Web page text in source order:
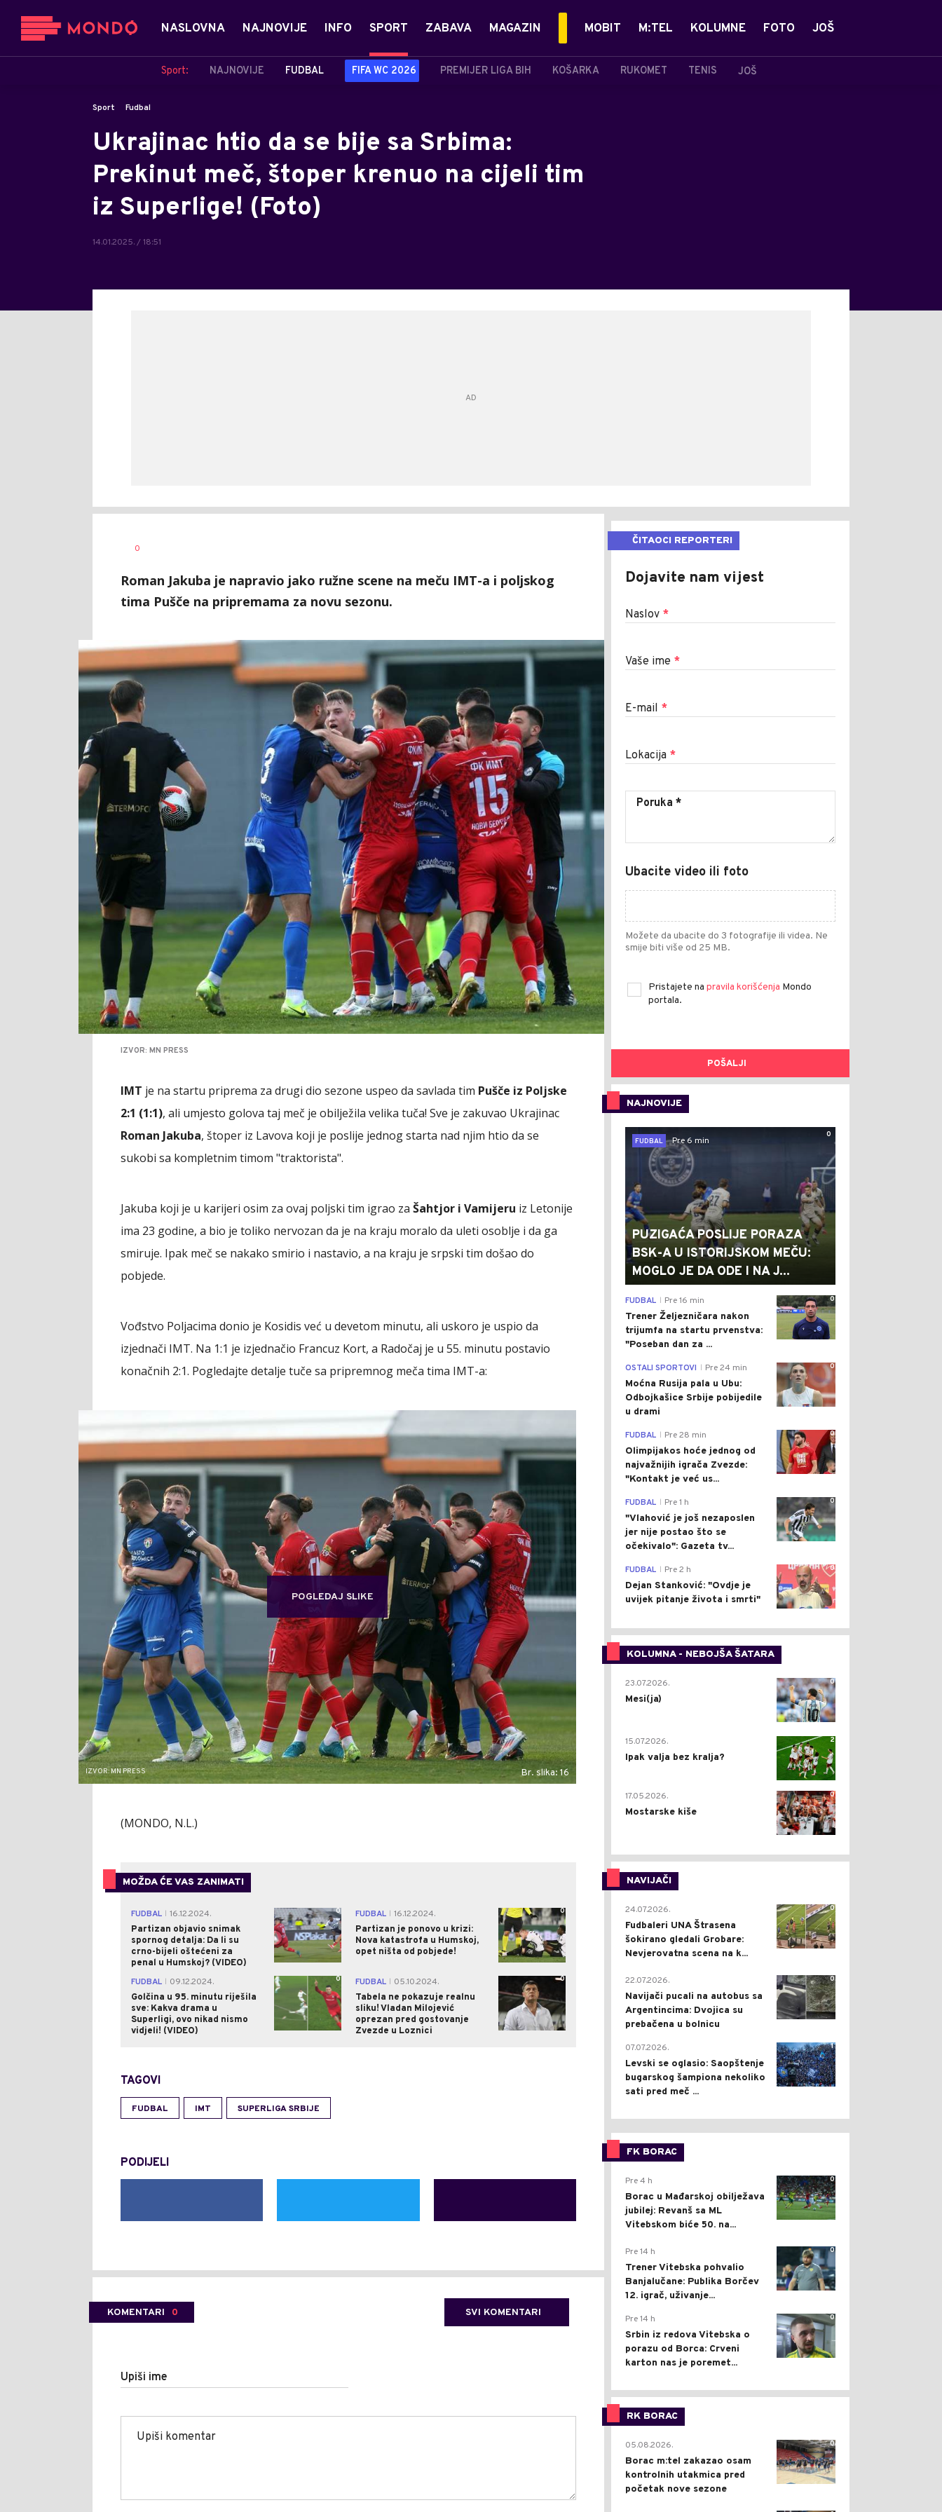
NASLOVNA NAJNOVIJE INFO SPORT
Sport: NAJNOVIJE FUDBAL FIFA WC 2026 PREMIJER LIGA BIH KOŠARKA RUKOMET TENIS JOŠ
ZABAVA MAGAZIN MOBIT M:TEL KOLUMNE FOTO JOŠ
Sport Fudbal
Ukrajinac htio da se bije sa Srbima:
Prekinut meč, štoper krenuo na cijeli tim
iz Superlige! (Foto)
14.01.2025. / 18:51
0
Roman Jakuba je napravio jako ružne scene na meču IMT-a i poljskog
tima Pušče na pripremama za novu sezonu.
IZVOR: MN PRESS
IMT je na startu priprema za drugi dio sezone uspeo da savlada tim Pušče iz Poljske
2:1 (1:1), ali umjesto golova taj meč je obilježila velika tuča! Sve je zakuvao Ukrajinac
Roman Jakuba, štoper iz Lavova koji je poslije jednog starta nad njim htio da se
sukobi sa kompletnim timom "traktorista".
Jakuba koji je u karijeri osim za ovaj poljski tim igrao za Šahtjor i Vamijeru iz Letonije
ima 23 godine, a bio je toliko nervozan da je na kraju moralo da uleti osoblje i da ga
smiruje. Ipak meč se nakako smirio i nastavio, a na kraju je srpski tim došao do
pobjede.
Vođstvo Poljacima donio je Kosidis već u devetom minutu, ali uskoro je uspio da
izjednači IMT. Na 1:1 je izjednačio Francuz Kort, a Radočaj je u 55. minutu postavio
konačnih 2:1. Pogledajte detalje tuče sa pripremnog meča tima IMT-a:
POGLEDAJ SLIKE
IZVOR: MN PRESS Br. slika: 16
(MONDO, N.L.)
MOŽDA ĆE VAS ZANIMATI
FUDBAL
16.12.2024.
Partizan objavio snimak
spornog detalja: Da li su
crno-bijeli oštećeni za
penal u Humskoj? (VIDEO)
0 FUDBAL
16.12.2024.
Partizan je ponovo u krizi:
Nova katastrofa u Humskoj,
opet ništa od pobjede!
0
FUDBAL
09.12.2024.
Golčina u 95. minutu riješila
sve: Kakva drama u
Superligi, ovo nikad nismo
vidjeli! (VIDEO)
0 FUDBAL
05.10.2024.
Tabela ne pokazuje realnu
sliku! Vladan Milojević
oprezan pred gostovanje
Zvezde u Loznici
0
TAGOVI
FUDBAL IMT SUPERLIGA SRBIJE
PODIJELI
KOMENTARI 0 SVI KOMENTARI
Upiši ime
ČITAOCI REPORTERI
Dojavite nam vijest
Naslov *
Vaše ime *
E-mail *
Lokacija *
Ubacite video ili foto
Možete da ubacite do 3 fotografije ili videa. Ne
smije biti više od 25 MB.
Pristajete na pravila korišćenja Mondo
portala.
POŠALJI
NAJNOVIJE
0
FUDBAL
Pre 6 min
PUZIGAĆA POSLIJE PORAZA
BSK-A U ISTORIJSKOM MEČU:
MOGLO JE DA ODE I NA J...
0
FUDBAL Pre 16 min
Trener Željezničara nakon
trijumfa na startu prvenstva:
"Poseban dan za ...
0
OSTALI SPORTOVI Pre 24 min
Moćna Rusija pala u Ubu:
Odbojkašice Srbije pobijedile
u drami
0
FUDBAL Pre 28 min
Olimpijakos hoće jednog od
najvažnijih igrača Zvezde:
"Kontakt je već us...
0
FUDBAL Pre 1 h
"Vlahović je još nezaposlen
jer nije postao što se
očekivalo": Gazeta tv...
0
FUDBAL Pre 2 h
Dejan Stanković: "Ovdje je
uvijek pitanje života i smrti"
KOLUMNA - NEBOJŠA ŠATARA
0
23.07.2026.
Mesi(ja)
2
15.07.2026.
Ipak valja bez kralja?
0
17.05.2026.
Mostarske kiše
NAVIJAČI
0
24.07.2026.
Fudbaleri UNA Štrasena
šokirano gledali Grobare:
Nevjerovatna scena na k...
0
22.07.2026.
Navijači pucali na autobus sa
Argentincima: Dvojica su
prebačena u bolnicu
1
07.07.2026.
Levski se oglasio: Saopštenje
bugarskog šampiona nekoliko
sati pred meč ...
FK BORAC
0
Pre 4 h
Borac u Mađarskoj obilježava
jubilej: Revanš sa ML
Vitebskom biće 50. na...
0
Pre 14 h
Trener Vitebska pohvalio
Banjalučane: Publika Borčev
12. igrač, uživanje...
0
Pre 14 h
Srbin iz redova Vitebska o
porazu od Borca: Crveni
karton nas je poremet...
RK BORAC
0
05.08.2026.
Borac m:tel zakazao osam
kontrolnih utakmica pred
početak nove sezone